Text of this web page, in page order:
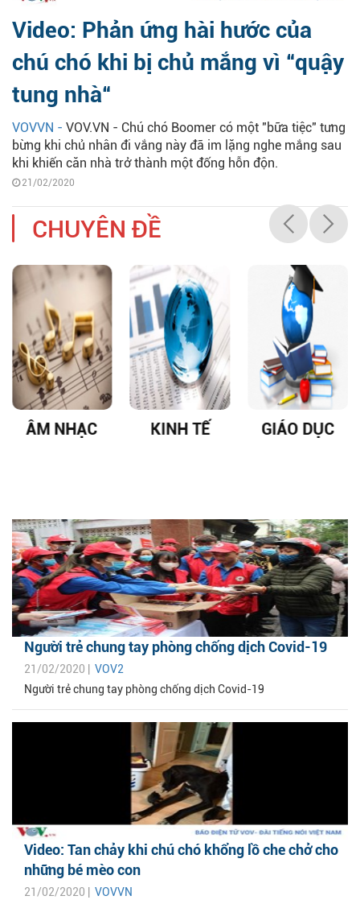
Video: Phản ứng hài hước của
chú chó khi bị chủ mắng vì “quậy
tung nhà“
VOVVN - VOV.VN - Chú chó Boomer có một "bữa tiệc" tưng
bừng khi chủ nhân đi vắng này đã im lặng nghe mắng sau
khi khiến căn nhà trở thành một đống hỗn độn.
21/02/2020
CHUYÊN ĐỀ
ÂM NHẠC KINH TẾ GIÁO DỤC
Người trẻ chung tay phòng chống dịch Covid-19
21/02/2020 | VOV2
Người trẻ chung tay phòng chống dịch Covid-19
Video: Tan chảy khi chú chó khổng lồ che chở cho
những bé mèo con
21/02/2020 | VOVVN